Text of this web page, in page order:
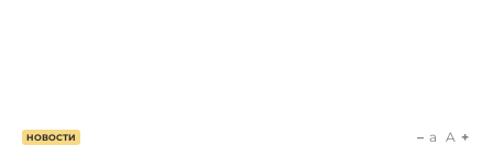
НОВОСТИ a A